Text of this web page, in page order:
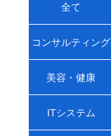
全て
コンサルティング
美容・健康
ITシステム